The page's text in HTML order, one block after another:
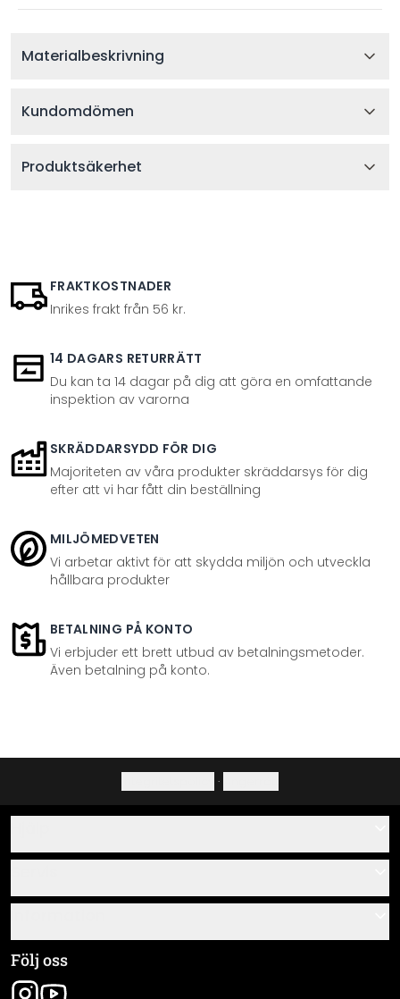
Materialbeskrivning
Kundomdömen
Produktsäkerhet
FRAKTKOSTNADER
Inrikes frakt från 56 kr.
14 DAGARS RETURRÄTT
Du kan ta 14 dagar på dig att göra en omfattande
inspektion av varorna
SKRÄDDARSYDD FÖR DIG
Majoriteten av våra produkter skräddarsys för dig
efter att vi har fått din beställning
MILJÖMEDVETEN
Vi arbetar aktivt för att skydda miljön och utveckla
hållbara produkter
BETALNING PÅ KONTO
Vi erbjuder ett brett utbud av betalningsmetoder.
Även betalning på konto.
·
Om oss
Materialöversikt
Spåra leverans
Allmänna villkor
Företagsinformation
Följ oss